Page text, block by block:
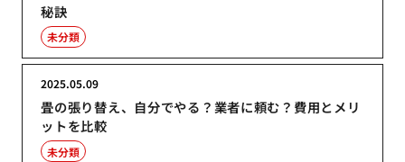
秘訣
未分類
畳の張り替え、自分でやる？業者に頼む？費用とメリ
ットを比較
2025.05.09
未分類